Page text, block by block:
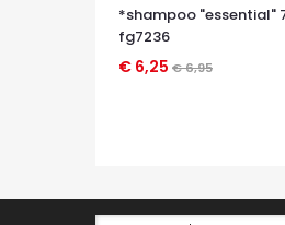
*shampoo "essential"
fg7236
€ 6,25 € 6,95